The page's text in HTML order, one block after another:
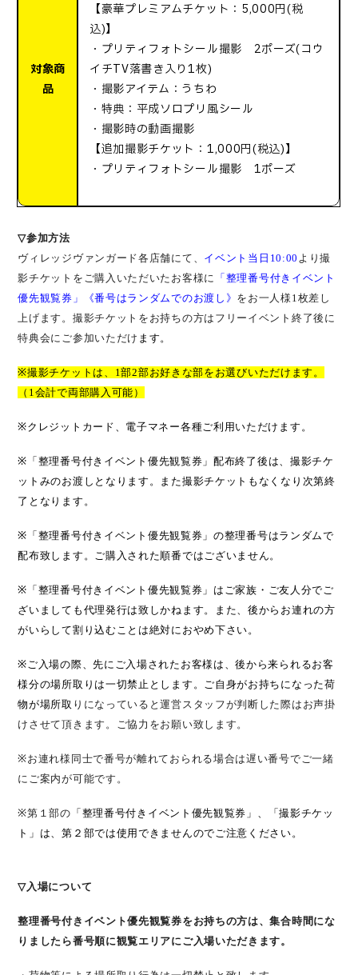
対象商
品
【豪華プレミアムチケット：5,000円(税
込)】
・プリティフォトシール撮影 2ポーズ(コウ
イチTV落書き入り1枚)
・撮影アイテム：うちわ
・特典：平成ソロプリ風シール
・撮影時の動画撮影
【追加撮影チケット：1,000円(税込)】
・プリティフォトシール撮影 1ポーズ
▽参加方法
ヴィレッジヴァンガード各店舗にて、 イベント当日 10:00 より撮
影チケットをご購入いただいたお客様に 「整理番号付きイベント
優先観覧券」《番号はランダムでのお渡し》 をお一人様 1枚差し
上げます。撮影チケットをお持ちの方はフリーイベント終了後に
特典会にご参加いただけ ます。
※撮影チケットは、 1部2部お好きな部をお選びいただけます。
（ 1会計で両部購入可能）
※クレジットカード、電子マネー各種ご利用いただけます。
※ 「整理番号付き イベント優先観覧券 」配布終了後は、撮影チケ
ットみのお渡しとなります。また撮影チケットもなくなり次第終
了となります。
※ 「整理番号付き イベント優先観覧券 」の整理番号はランダムで
配布致します。ご購入された順番ではございません。
※ 「整理番号付き イベント優先観覧券 」はご家族・ご友人分でご
ざいましても代理発行は致しかねます。また、後からお連れの方
がいらして割り込むことは絶対におやめ下さい。
※ ご入場の際、先にご入場されたお客様は、後から来られるお客
様分の場所取りは一切禁止とします。ご自身がお持ちになった荷
物が場所取 りになっていると運営スタッフが判断した際はお声掛
けさせて頂きます。ご協力をお願い致します。
※お連れ様同士で番号が離れておられる場合は遅い番号でご一緒
にご案内が可能です。
※第１部の 「整理番号付き イベント優先観覧券 」、「撮影チケッ
ト」は、第２部では使用できませんのでご注意ください。
▽入場について
整理番号付きイベント優先観覧券をお持ちの方は、集合時間にな
りましたら番号順に観覧エリアにご入場いただきます。